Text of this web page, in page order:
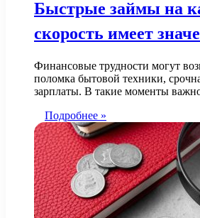
Быстрые займы на
скорость имеет
Финансовые трудности могут
поломка бытовой техники,
зарплаты. В такие моменты
Подробнее »